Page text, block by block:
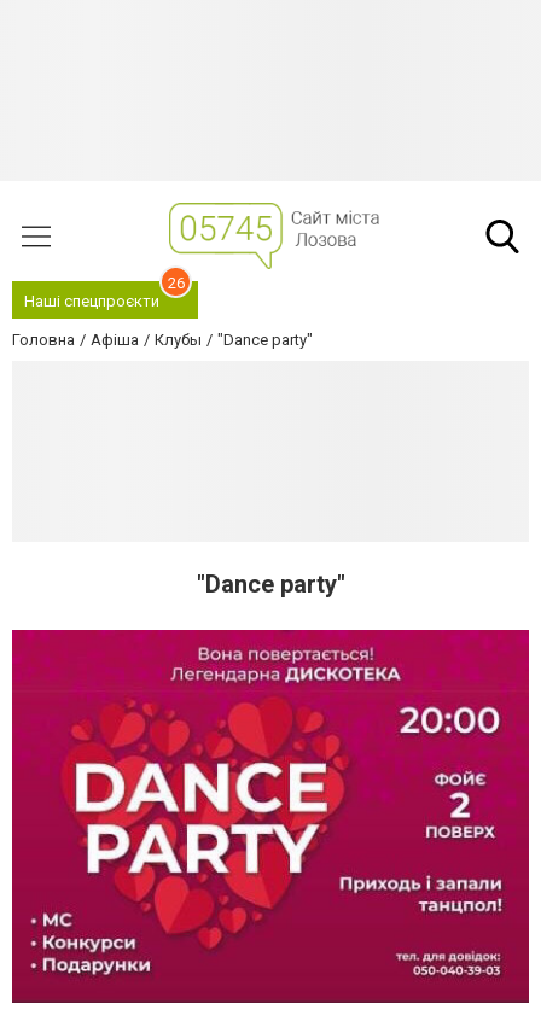
Наші спецпроєкти
26
Головна Афіша Клубы "Dance party"
"Dance party"